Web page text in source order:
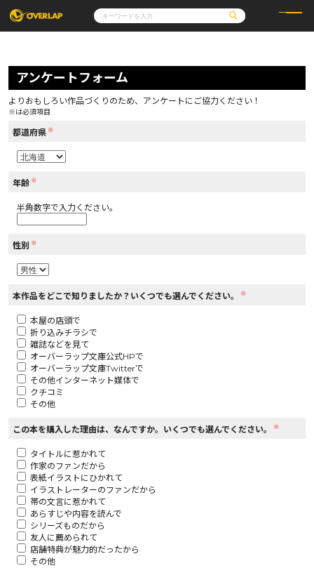
コミック
コミックガルド
コミッククリエ
LiQulle
ラブパルフェ
ライトノベル
ロサージュノベルス
その他
コミックエッセイ
通販・NEWS
OVERLAP STORE
アクセス
オーバーラップホールディングス
アンケートフォーム
よりおもしろい作品づくりのため、アンケートにご協力ください！
※は必須項目
都道府県 ※
年齢 ※
半角数字で入力ください。
性別 ※
本作品をどこで知りましたか？いくつでも選んでください。 ※
本屋の店頭で
折り込みチラシで
雑誌などを見て
オーバーラップ文庫公式HPで
オーバーラップ文庫Twitterで
その他インターネット媒体で
クチコミ
その他
この本を購入した理由は、なんですか。いくつでも選んでください。 ※
タイトルに惹かれて
作家のファンだから
表紙イラストにひかれて
イラストレーターのファンだから
帯の文言に惹かれて
あらすじや内容を読んで
シリーズものだから
友人に薦められて
店舗特典が魅力的だったから
その他